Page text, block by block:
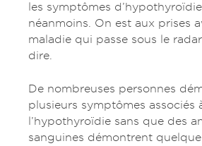
les symptômes
néanmoins. On est aux prises
maladie qui passe sous le
dire.
De nombreuses personnes
plusieurs symptômes associés
l’hypothyroïdie sans que des
sanguines démontrent